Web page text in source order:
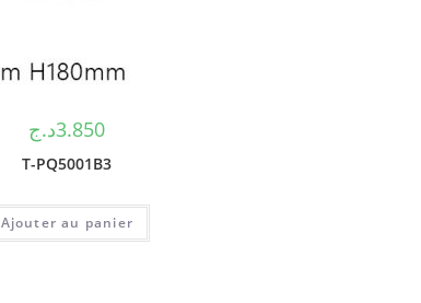
3.850د.ج
T-PQ5001B3
Ajouter au panier